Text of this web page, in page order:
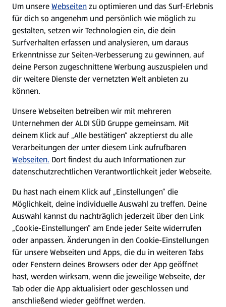
WhatsApp
Über ALDI SÜD
Filialen
Nachhaltigkeit
Karriere
Presse
Hilfe & Kontakt
(öffnet in einem neuen Tab)
Unternehmen
Folge uns hier:
Um unsereWebseitenzu optimieren und das Surf-Erlebnis
für dich so angenehm und persönlich wie möglich zu
gestalten, setzen wir Technologien ein, die dein
Surfverhalten erfassen und analysieren, um daraus
Erkenntnisse zur Seiten-Verbesserung zu gewinnen, auf
deine Person zugeschnittene Werbung auszuspielen und
dir weitere Dienste der vernetzten Welt anbieten zu
können.
Unsere Webseiten betreiben wir mit mehreren
Unternehmen der ALDI SÜD Gruppe gemeinsam. Mit
deinem Klick auf „Alle bestätigen“ akzeptierst du alle
Verarbeitungen der unter diesem Link aufrufbaren
Webseiten. Dort findest du auch Informationen zur
datenschutzrechtlichen Verantwortlichkeit jeder Webseite.
Du hast nach einem Klick auf „Einstellungen“ die
Möglichkeit, deine individuelle Auswahl zu treffen. Deine
Auswahl kannst du nachträglich jederzeit über den Link
„Cookie-Einstellungen“ am Ende jeder Seite widerrufen
oder anpassen. Änderungen in den Cookie-Einstellungen
für unsere Webseiten und Apps, die du in weiteren Tabs
oder Fenstern deines Browsers oder der App geöffnet
hast, werden wirksam, wenn die jeweilige Webseite, der
Tab oder die App aktualisiert oder geschlossen und
anschließend wieder geöffnet werden.